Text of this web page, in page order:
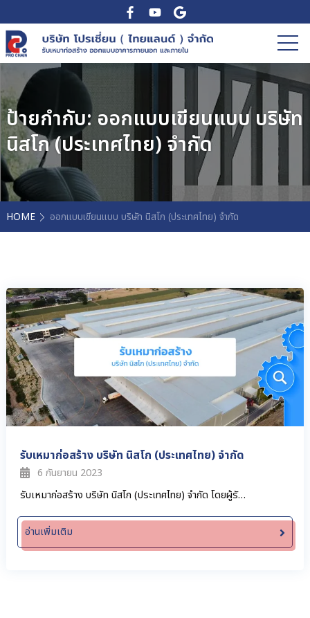
ป้ายกำกับ: ออกแบบเขียนแบบ บริษัท
นิสโก (ประเทศไทย) จำกัด
HOME ออกแบบเขียนแบบ บริษัท นิสโก (ประเทศไทย) จำกัด
รับเหมาก่อสร้าง บริษัท นิสโก (ประเทศไทย) จำกัด
6 กันยายน 2023
รับเหมาก่อสร้าง บริษัท นิสโก (ประเทศไทย) จำกัด โดยผู้รั…
อ่านเพิ่มเติม